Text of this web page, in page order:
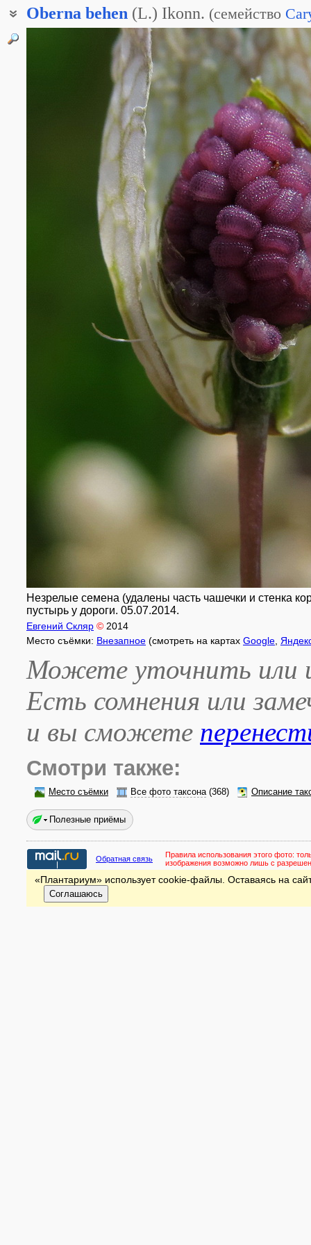
Oberna behen (L.) Ikonn. (семейство
Оберна обыкновенная
Пустоягодник хлопушка
Смолёвка жилковатая
Смолёвка обыкновенная
Смолёвка Уоллича
Смолёвка хлопушка
Смолёвка широколистная
Хлопушка Уоллича
Незрелые семена (удалены часть чашечки и стенка
пустырь у дороги. 05.07.2014.
Евгений Скляр © 2014
Место съёмки: Внезапное (смотреть на картах Google
Можете уточнить или
Есть сомнения или
и вы сможете
Смотри также:
Место съёмки Все фото таксона(368) Описание
Полезные приёмы
Обратная связь Правила использования этого фото:
изображения возможно лишь с
«Плантариум» использует cookie-файлы. Оставаясь на
Соглашаюсь